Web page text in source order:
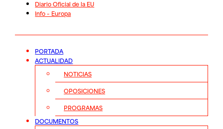
Diario Oficial de la EU
Info – Europa
PORTADA
ACTUALIDAD
NOTICIAS
OPOSICIONES
PROGRAMAS
DOCUMENTOS